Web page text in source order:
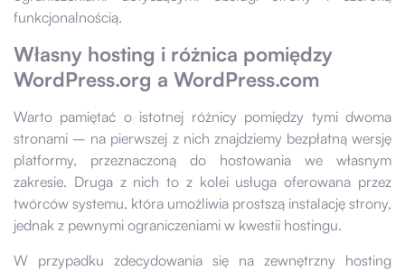
funkcjonalnością.
Własny hosting i różnica pomiędzy
WordPress.org a WordPress.com
Warto pamiętać o istotnej różnicy pomiędzy tymi dwoma
stronami – na pierwszej z nich znajdziemy bezpłatną wersję
platformy, przeznaczoną do hostowania we własnym
zakresie. Druga z nich to z kolei usługa oferowana przez
twórców systemu, która umożliwia prostszą instalację strony,
jednak z pewnymi ograniczeniami w kwestii hostingu.
W przypadku zdecydowania się na zewnętrzny hosting